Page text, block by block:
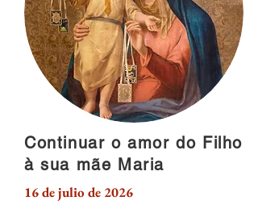
Continuar o amor do Filho
à sua mãe Maria
16 de julio de 2026